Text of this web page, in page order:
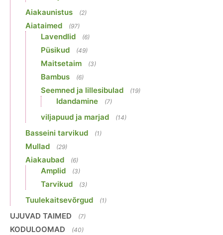
Aiakaunistus (2)
Aiataimed (97)
Lavendlid (6)
Püsikud (49)
Maitsetaim (3)
Bambus (6)
Seemned ja lillesibulad (19)
Idandamine (7)
viljapuud ja marjad (14)
Basseini tarvikud (1)
Mullad (29)
Aiakaubad (6)
Amplid (3)
Tarvikud (3)
Tuulekaitsevõrgud (1)
UJUVAD TAIMED (7)
KODULOOMAD (40)